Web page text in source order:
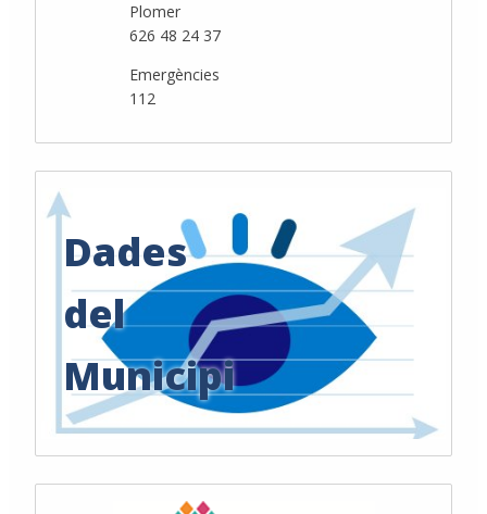
Plomer
626 48 24 37
Emergències
112
Dades
del
Municipi